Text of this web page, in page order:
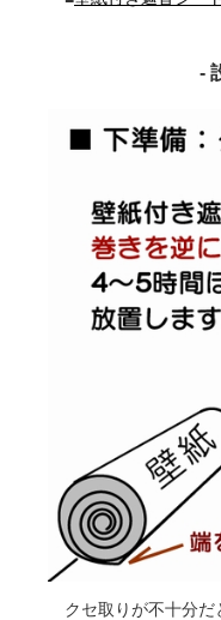
-
クセ取りが不十分だ